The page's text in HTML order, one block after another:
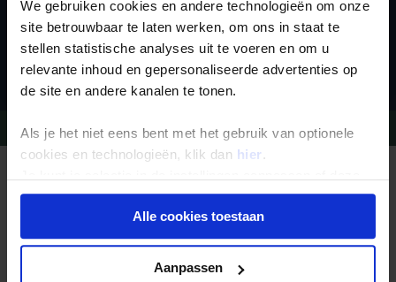
We gebruiken cookies en andere technologieën om onze
site betrouwbaar te laten werken, om ons in staat te
stellen statistische analyses uit te voeren en om u
relevante inhoud en gepersonaliseerde advertenties op
de site en andere kanalen te tonen.
Als je het niet eens bent met het gebruik van optionele
cookies en technologieën, klik dan hier .
onder aan de pagina op elk gewenst moment voor de
toekomst wijzigen.Alle cookies toestaan
Aanpassen
Inschrijven
Vragen?Bel 09-234 13 11
REIZEN MET KONING AAP
Waarom Koning Aap?
Duurzaam toerisme
Vacatures
Veelgestelde vragen
Reisdocumenten aanvragen